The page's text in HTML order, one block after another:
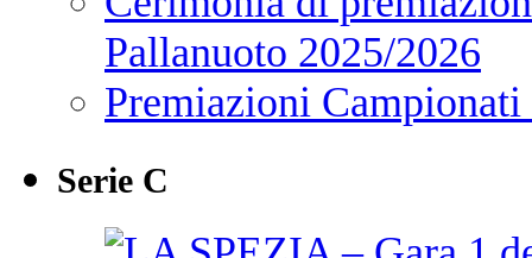
Pallanuoto 2025/2026
Premiazioni
Serie C